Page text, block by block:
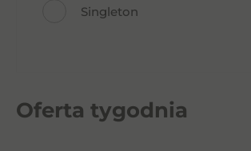
Singleton
Oferta tygodnia